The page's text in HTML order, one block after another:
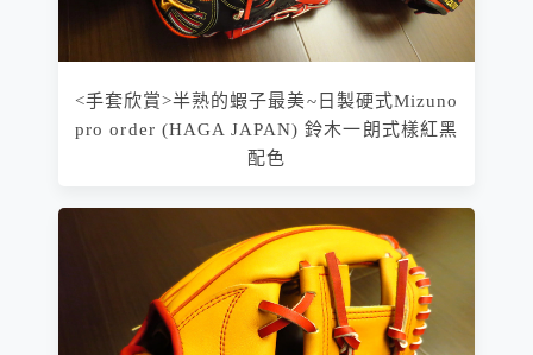
<手套欣賞>半熟的蝦子最美~日製硬式Mizuno
pro order (HAGA JAPAN) 鈴木一朗式樣紅黑
配色